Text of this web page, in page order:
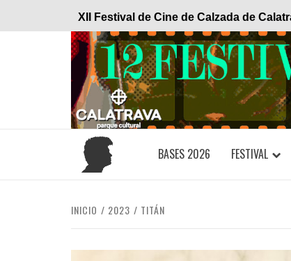
XII Festival de Cine de Calzada de
BASES 2026 FESTIVAL
INICIO 2023 TITÁN